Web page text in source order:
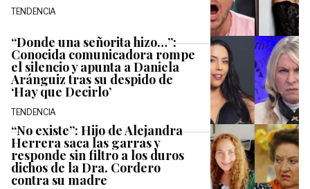
TENDENCIA
“Donde una señorita hizo…”:
Conocida comunicadora rompe
el silencio y apunta a Daniela
Aránguiz tras su despido de
‘Hay que Decirlo’
TENDENCIA
“No existe”: Hijo de Alejandra
Herrera saca las garras y
responde sin filtro a los duros
dichos de la Dra. Cordero
contra su madre